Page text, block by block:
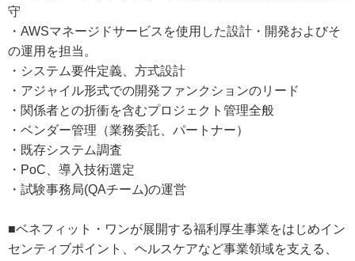
守
・AWSマネージドサービスを使用した設計・開発およびそ
の運用を担当。
・システム要件定義、方式設計
・アジャイル形式での開発ファンクションのリード
・関係者との折衝を含むプロジェクト管理全般
・ベンダー管理（業務委託、パートナー）
・既存システム調査
・PoC、導入技術選定
・試験事務局(QAチーム)の運営
■ベネフィット・ワンが展開する福利厚生事業をはじめイン
センティブポイント、ヘルスケアなど事業領域を支える、